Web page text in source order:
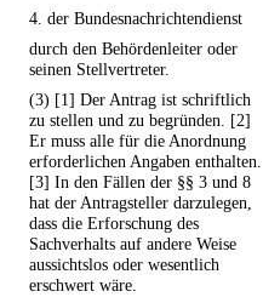
4. der Bundesnachrichtendienst
durch den Behördenleiter oder
seinen Stellvertreter.
(3) [1] Der Antrag ist schriftlich
zu stellen und zu begründen. [2]
Er muss alle für die Anordnung
erforderlichen Angaben enthalten.
[3] In den Fällen der §§ 3 und 8
hat der Antragsteller darzulegen,
dass die Erforschung des
Sachverhalts auf andere Weise
aussichtslos oder wesentlich
erschwert wäre.